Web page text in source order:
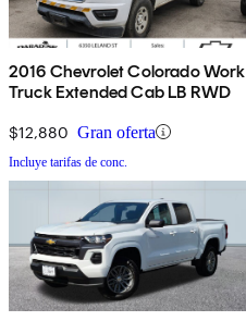
2016 Chevrolet Colorado Work
Truck Extended Cab LB RWD
$12,880 Gran oferta
Incluye tarifas de conc.